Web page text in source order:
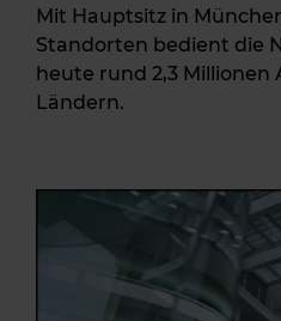
Mit Hauptsitz in
Standorten bedient die
heute rund 2,3 Millionen
Ländern.